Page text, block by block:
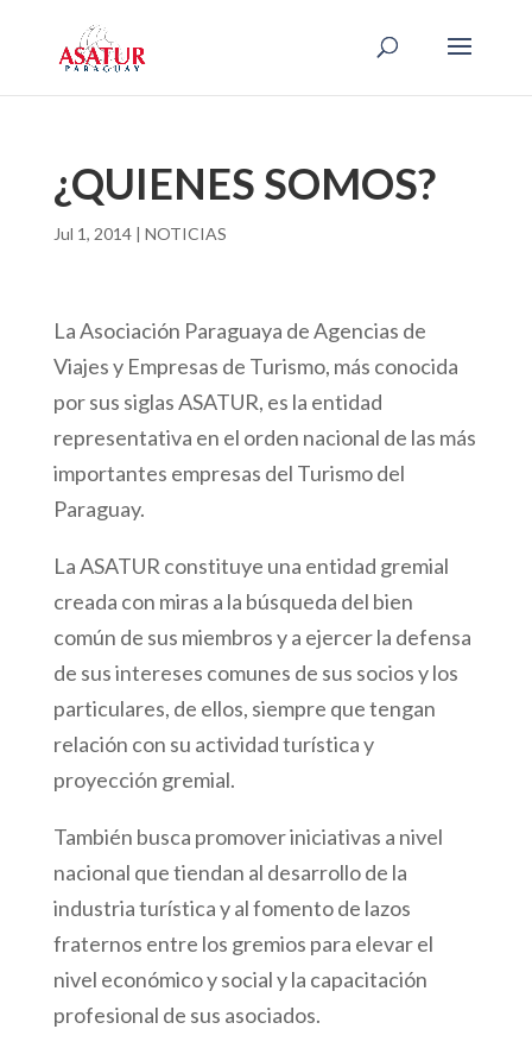
¿QUIENES SOMOS?
Jul 1, 2014| NOTICIAS
La Asociación Paraguaya de Agencias de
Viajes y Empresas de Turismo, más conocida
por sus siglas ASATUR, es la entidad
representativa en el orden nacional de las más
importantes empresas del Turismo del
Paraguay.
La ASATUR constituye una entidad gremial
creada con miras a la búsqueda del bien
común de sus miembros y a ejercer la defensa
de sus intereses comunes de sus socios y los
particulares, de ellos, siempre que tengan
relación con su actividad turística y
proyección gremial.
También busca promover iniciativas a nivel
nacional que tiendan al desarrollo de la
industria turística y al fomento de lazos
fraternos entre los gremios para elevar el
nivel económico y social y la capacitación
profesional de sus asociados.